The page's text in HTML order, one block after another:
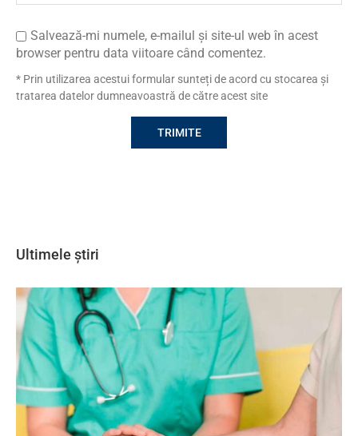
Salvează-mi numele, e-mailul și site-ul web în acest
browser pentru data viitoare când comentez.
* Prin utilizarea acestui formular sunteți de acord cu stocarea și
tratarea datelor dumneavoastră de către acest site
Ultimele știri